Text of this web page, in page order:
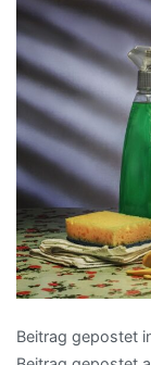
Beitrag gepostet